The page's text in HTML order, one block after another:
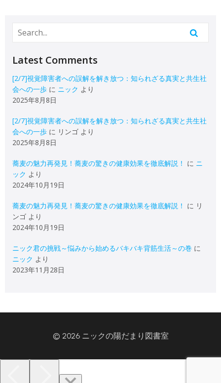
Latest Comments
[2/7]視覚障害者への誤解を解き放つ：知られざる真実と共生社
会への一歩 に ニック より
2025年8月8日
[2/7]視覚障害者への誤解を解き放つ：知られざる真実と共生社
会への一歩 に リンゴ より
2025年8月8日
蕎麦の魅力再発見！蕎麦の驚きの健康効果を徹底解説！ に ニ
ック より
2024年10月19日
蕎麦の魅力再発見！蕎麦の驚きの健康効果を徹底解説！ に リ
ンゴ より
2024年10月19日
ニック君の挑戦～悩みから始めるバキバキ背筋生活～の巻 に
ニック より
2023年11月28日
© 2026 ニックの陽だまり図書室